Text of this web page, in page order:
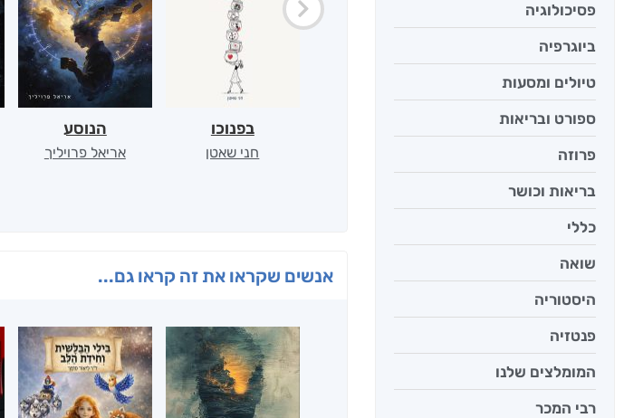
פסיכולוגיה
ביוגרפיה
טיולים ומסעות
ספורט ובריאות
פרוזה
בריאות וכושר
כללי
שואה
היסטוריה
פנטזיה
המומלצים שלנו
רבי המכר
בפנוכו
חני שאטן
הנוסע
אריאל פרויליך
אנשים שקראו את זה קראו גם...